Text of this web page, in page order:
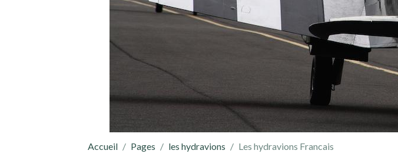
Accueil Pages les hydravions Les hydravions Francais